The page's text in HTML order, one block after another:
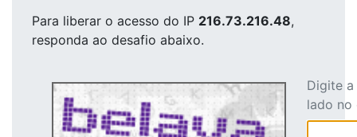
Para liberar o acesso do IP 216.73.216.48,
responda ao desafio abaixo.
Digite
lado no